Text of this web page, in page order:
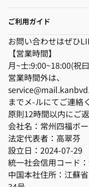
ご利用ガイド
お問い合わせはぜひ
【営業時間】
月~士:9:00~18:00(祝
営業時間外は、
までメ-ルにてご連絡
原則12時間以内にご
会社名：常州四福ボ
法定代表者：高翠芬
設立日：2024-07-29
統一社会信用コード
中国本社住所：江蘇